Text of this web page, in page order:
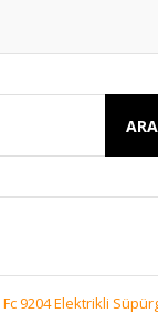
ARA
9204 Elektrikli